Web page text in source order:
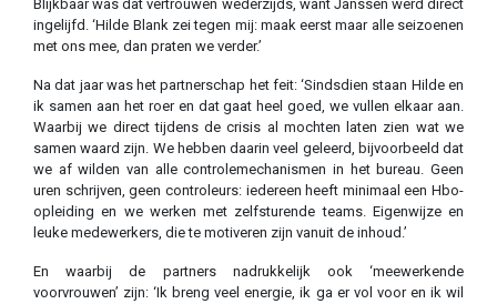
Blijkbaar was dat vertrouwen wederzijds, want Janssen werd direct
ingelijfd. ‘Hilde Blank zei tegen mij: maak eerst maar alle seizoenen
met ons mee, dan praten we verder.’
Na dat jaar was het partnerschap het feit: ‘Sindsdien staan Hilde en
ik samen aan het roer en dat gaat heel goed, we vullen elkaar aan.
Waarbij we direct tijdens de crisis al mochten laten zien wat we
samen waard zijn. We hebben daarin veel geleerd, bijvoorbeeld dat
we af wilden van alle controlemechanismen in het bureau. Geen
uren schrijven, geen controleurs: iedereen heeft minimaal een Hbo-
opleiding en we werken met zelfsturende teams. Eigenwijze en
leuke medewerkers, die te motiveren zijn vanuit de inhoud.’
En waarbij de partners nadrukkelijk ook ‘meewerkende
voorvrouwen’ zijn: ‘Ik breng veel energie, ik ga er vol voor en ik wil